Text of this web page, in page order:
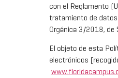
con el Reglamento
tratamiento de datos
Orgánica 3/2018, de
El objeto de esta
electrónicos